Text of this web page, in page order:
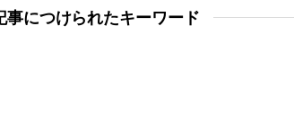
事につけられたキーワード